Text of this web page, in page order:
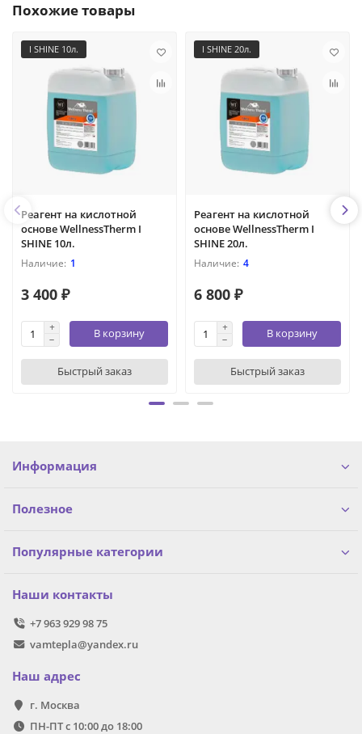
Похожие товары
I SHINE 10л.
Реагент на кислотной
основе WellnessTherm I
SHINE 10л.
1
3 400 ₽
В корзину
Быстрый заказ
I SHINE 20л.
Реагент на кислотной
основе WellnessTherm I
SHINE 20л.
4
6 800 ₽
В корзину
Быстрый заказ
Информация
Полезное
Популярные категории
Наши контакты
+7 963 929 98 75
vamtepla@yandex.ru
Наш адрес
г. Москва
ПН-ПТ с 10:00 до 18:00